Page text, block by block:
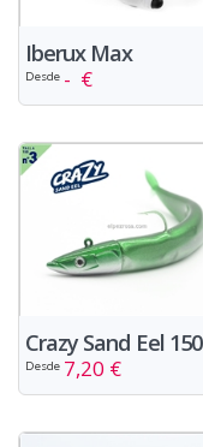
Iberux Max
Desde - €
Crazy Sand Eel 150
Desde 7,20 €